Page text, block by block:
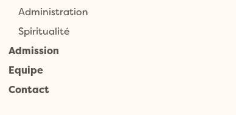
Administration
Spiritualité
Admission
Equipe
Contact